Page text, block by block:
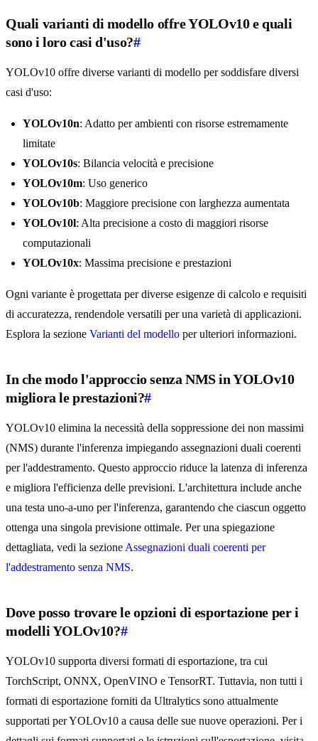
Quali varianti di modello offre YOLOv10 e quali
sono i loro casi d'uso?#
YOLOv10 offre diverse varianti di modello per soddisfare diversi
casi d'uso:
YOLOv10n: Adatto per ambienti con risorse estremamente
limitate
YOLOv10s: Bilancia velocità e precisione
YOLOv10m: Uso generico
YOLOv10b: Maggiore precisione con larghezza aumentata
YOLOv10l: Alta precisione a costo di maggiori risorse
computazionali
YOLOv10x: Massima precisione e prestazioni
Ogni variante è progettata per diverse esigenze di calcolo e requisiti
di accuratezza, rendendole versatili per una varietà di applicazioni.
Esplora la sezione Varianti del modello per ulteriori informazioni.
In che modo l'approccio senza NMS in YOLOv10
migliora le prestazioni?#
YOLOv10 elimina la necessità della soppressione dei non massimi
(NMS) durante l'inferenza impiegando assegnazioni duali coerenti
per l'addestramento. Questo approccio riduce la latenza di inferenza
e migliora l'efficienza delle previsioni. L'architettura include anche
una testa uno-a-uno per l'inferenza, garantendo che ciascun oggetto
ottenga una singola previsione ottimale. Per una spiegazione
dettagliata, vedi la sezione Assegnazioni duali coerenti per
l'addestramento senza NMS.
Dove posso trovare le opzioni di esportazione per i
modelli YOLOv10?#
YOLOv10 supporta diversi formati di esportazione, tra cui
TorchScript, ONNX, OpenVINO e TensorRT. Tuttavia, non tutti i
formati di esportazione forniti da Ultralytics sono attualmente
supportati per YOLOv10 a causa delle sue nuove operazioni. Per i